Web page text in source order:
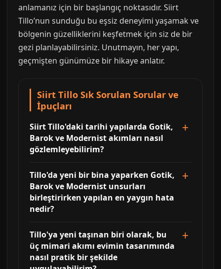
anlamanız için bir başlangıç noktasıdır. Siirt
Tillo’nun sunduğu bu eşsiz deneyimi yaşamak ve
bölgenin güzelliklerini keşfetmek için siz de bir
gezi planlayabilirsiniz. Unutmayın, her yapı,
geçmişten günümüze bir hikaye anlatır.
Siirt Tillo Sık Sorulan Sorular ve
İpuçları
Siirt Tillo'daki tarihi yapılarda Gotik,
Barok ve Modernist akımları nasıl
gözlemleyebilirim?
Tillo'da yeni bir bina yaparken Gotik,
Barok ve Modernist unsurları
birleştirirken yapılan en yaygın hata
nedir?
Tillo'ya yeni taşınan biri olarak, bu
üç mimari akımı evimin tasarımında
nasıl pratik bir şekilde